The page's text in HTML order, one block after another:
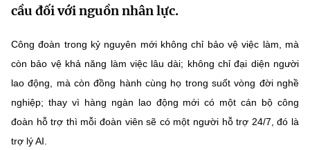
Tiêu chuẩn, đo lường, chất lượng
Tin tổng hợp
Khoa học và Công nghệ
Đổi mới sáng tạo
Chuyển đổi số
Bưu chính, Viễn thông
Multimedia
THƯ ĐIỆN TỬ
Khác
Videos
Infographic
cầu đối với nguồn nhân lực.
Công đoàn trong kỷ nguyên mới không chỉ bảo vệ việc làm, mà
còn bảo vệ khả năng làm việc lâu dài; không chỉ đại diện người
lao động, mà còn đồng hành cùng họ trong suốt vòng đời nghề
nghiệp; thay vì hàng ngàn lao động mới có một cán bộ công
đoàn hỗ trợ thì mỗi đoàn viên sẽ có một người hỗ trợ 24/7, đó là
trợ lý AI.